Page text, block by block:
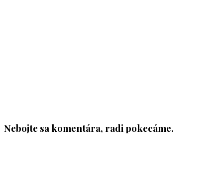
Nebojte sa komentára, radi pokecáme.